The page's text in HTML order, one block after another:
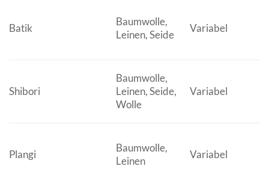
Batik
Baumwolle,
Leinen, Seide
Variabel
Shibori
Baumwolle,
Leinen, Seide,
Wolle
Variabel
Plangi
Baumwolle,
Leinen
Variabel